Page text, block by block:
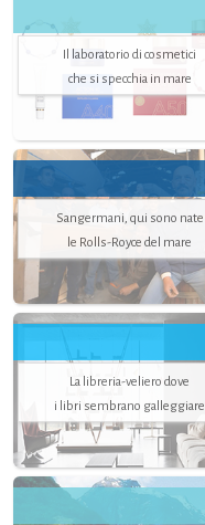
Il laboratorio di cosmetici
che si specchia in mare
Sangermani, qui sono nate
le Rolls-Royce del mare
La libreria-veliero dove
i libri sembrano galleggiare